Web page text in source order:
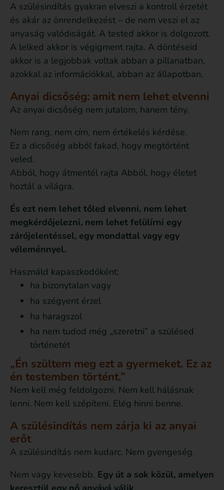
A szülésindítás gyakran elveszi a kontroll érzetét
és akár az önrendelkezést – de nem veszi el az
anyaság valódiságát. A tested akkor is dolgozott.
A lelked akkor is végigment rajta. A döntéseid
akkor is a legjobbak voltak abban a pillanatban,
azokkal az információkkal, abban az állapotban.
Anyai dicsőség: amit nem lehet elvenni
Az anyai dicsőség nem jutalom, hanem tény.
Nem rang, nem cím, nem értékelés kérdése.
Ez a dicsőség abból fakad, hogy megtörtént
veled.
Abból, hogy átmentél rajta Abból, hogy életet
hoztál a világra.
És ezt nem lehet tőled elvenni, nem lehet
megkérdőjelezni, nem lehet felülírni egy
zárójelentéssel, egy mondattal vagy egy
véleménnyel.
Használd kapaszkodóként:
ha bizonytalan vagy
ha szégyent érzel
ha haragszol
ha nem tudod még „szeretni” a szülésed
történetét
„Én szültem meg ezt a gyermeket. Ez az
én testemben történt.”
Nem kell még feldolgozni. Nem kell hálásnak
lenni. Nem kell szépíteni. Elég hinni benne.
A szülésindítás nem zárja ki az anyai
erőt
A szülésindítás nem kudarc. Nem gyengeség.
Nem vagy kevesebb. Egy út a sok közül, amelyen